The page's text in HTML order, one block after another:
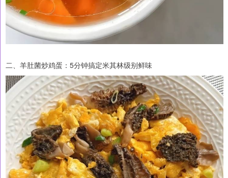
二、羊肚菌炒鸡蛋：5分钟搞定米其林级别鲜味